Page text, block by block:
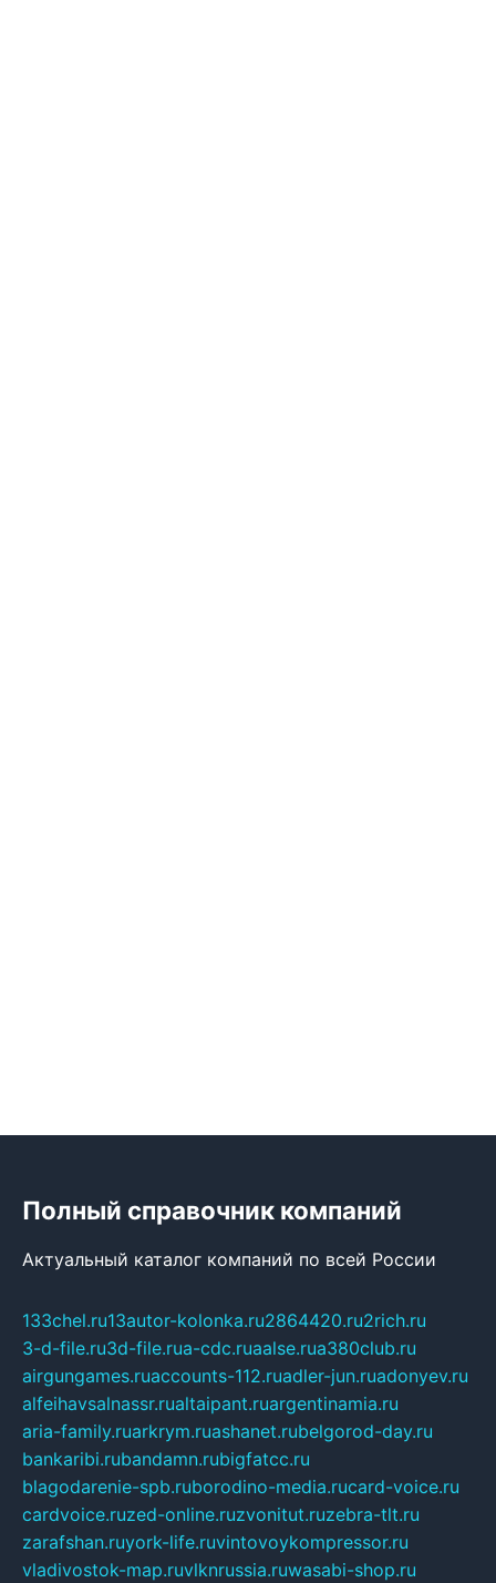
Полный справочник компаний
Актуальный каталог компаний по всей России
133chel.ru13autor-kolonka.ru2864420.ru2rich.ru
3-d-file.ru3d-file.rua-cdc.ruaalse.rua380club.ru
airgungames.ruaccounts-112.ruadler-jun.ruadonyev.ru
alfeihavsalnassr.rualtaipant.ruargentinamia.ru
aria-family.ruarkrym.ruashanet.rubelgorod-day.ru
bankaribi.rubandamn.rubigfatcc.ru
blagodarenie-spb.ruborodino-media.rucard-voice.ru
cardvoice.ruzed-online.ruzvonitut.ruzebra-tlt.ru
zarafshan.ruyork-life.ruvintovoykompressor.ru
vladivostok-map.ruvlknrussia.ruwasabi-shop.ru